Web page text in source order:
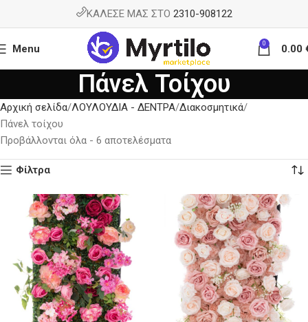
ΚΑΛΕΣΕ ΜΑΣ ΣΤΟ 2310-908122
Menu 0 0.00
Πάνελ Τοίχου
Αρχική σελίδα ΛΟΥΛΟΥΔΙΑ - ΔΕΝΤΡΑ Διακοσμητικά
Πάνελ τοίχου
Προβάλλονται όλα - 6 αποτελέσματα
Φίλτρα